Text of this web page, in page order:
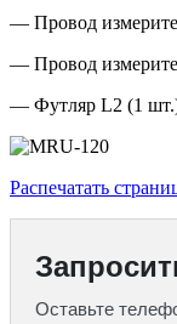
— Провод
— Провод
— Футляр L2 (1
Распечатать
Оставьте